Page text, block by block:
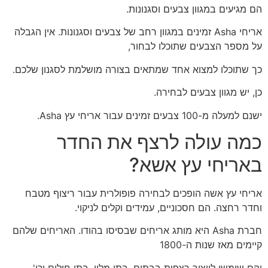
הם מגיעים במגוון צבעים וסגנונות.
אריחי Asha זמינים במגוון רחב של צבעים וסגנונות. אין הגבלה
על מספר הצבעים שתוכלו לבחור,
כך שתוכלו למצוא אחד שמתאים בצורה מושלמת לסגנון שלכם.
כן, יש מגוון צבעים לבחירה.
ישנם למעלה מ-100 צבעים זמינים עבור אריחי עץ Asha.
כמה עולה לרצף את החדר
באריחי עץ אשא?
אריחי עץ אשה הופכים לבחירה פופולרית עבור ריצוף מטבח
וחדר רחצה. הם חסכוניים, עמידים וקלים לניקוי.
חברת Asha היא מותג אריחים שבסיסו בהודו. האריחים שלהם
קיימים מאז שנות ה-1800